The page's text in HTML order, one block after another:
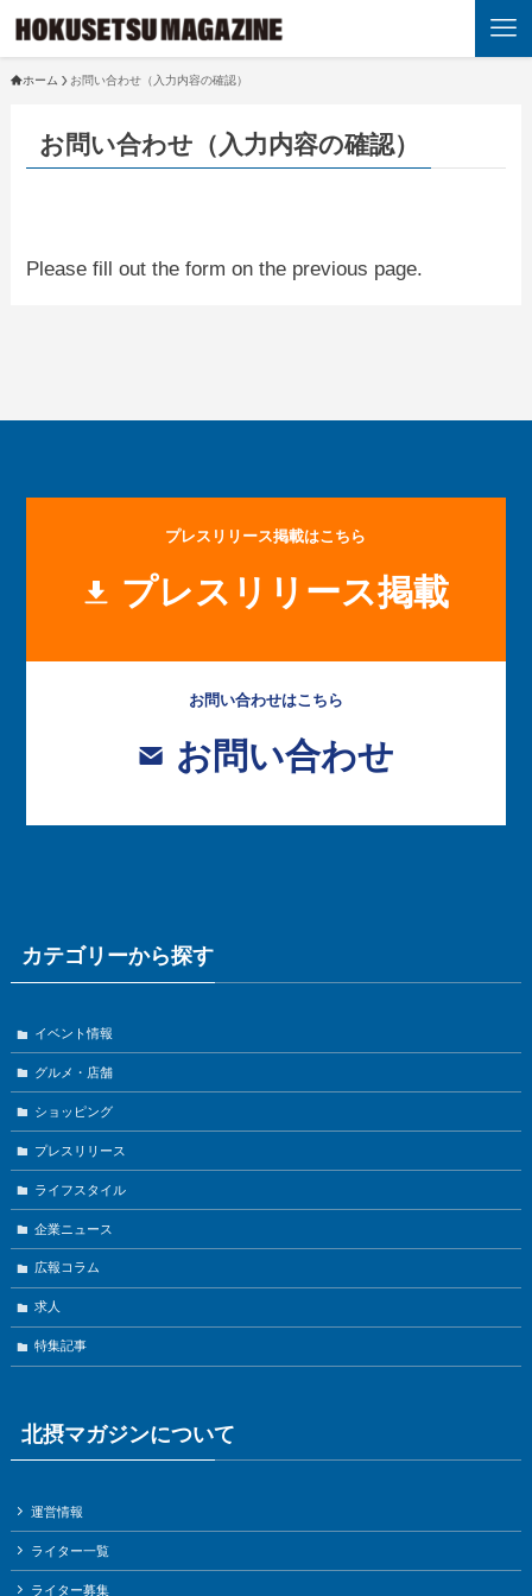
ホーム お問い合わせ（入力内容の確認）
お問い合わせ（入力内容の確認）
Please fill out the form on the previous page.
プレスリリース掲載はこちら
プレスリリース掲載
お問い合わせはこちら
お問い合わせ
カテゴリーから探す
イベント情報
グルメ・店舗
ショッピング
プレスリリース
ライフスタイル
企業ニュース
広報コラム
求人
特集記事
北摂マガジンについて
運営情報
ライター一覧
ライター募集